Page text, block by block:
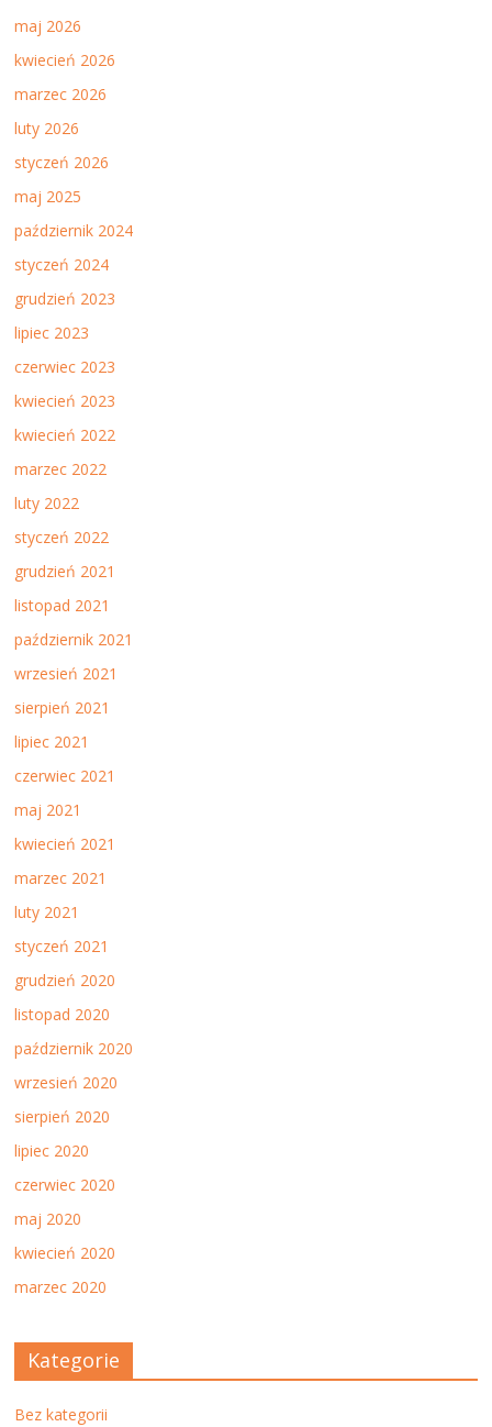
maj 2026
kwiecień 2026
marzec 2026
luty 2026
styczeń 2026
maj 2025
październik 2024
styczeń 2024
grudzień 2023
lipiec 2023
czerwiec 2023
kwiecień 2023
kwiecień 2022
marzec 2022
luty 2022
styczeń 2022
grudzień 2021
listopad 2021
październik 2021
wrzesień 2021
sierpień 2021
lipiec 2021
czerwiec 2021
maj 2021
kwiecień 2021
marzec 2021
luty 2021
styczeń 2021
grudzień 2020
listopad 2020
październik 2020
wrzesień 2020
sierpień 2020
lipiec 2020
czerwiec 2020
maj 2020
kwiecień 2020
marzec 2020
Kategorie
Bez kategorii